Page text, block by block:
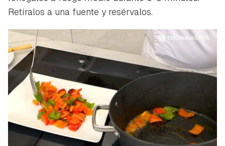
Retíralos a una fuente y resérvalos.